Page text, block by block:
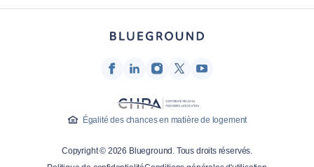
Partenaires de franchise
À propos de nous
Türkçe
Égalité des chances en matière de logement
Copyright © 2026 Blueground. Tous droits réservés.